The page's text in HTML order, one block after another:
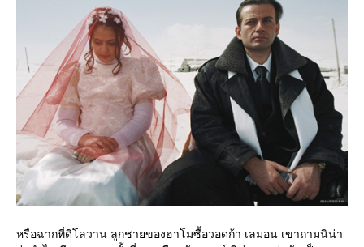
หรือฉากที่ดิโลวาน ลูกชายของฮาโมซื้อวอดก้า เลมอน เขาถามนิน่า